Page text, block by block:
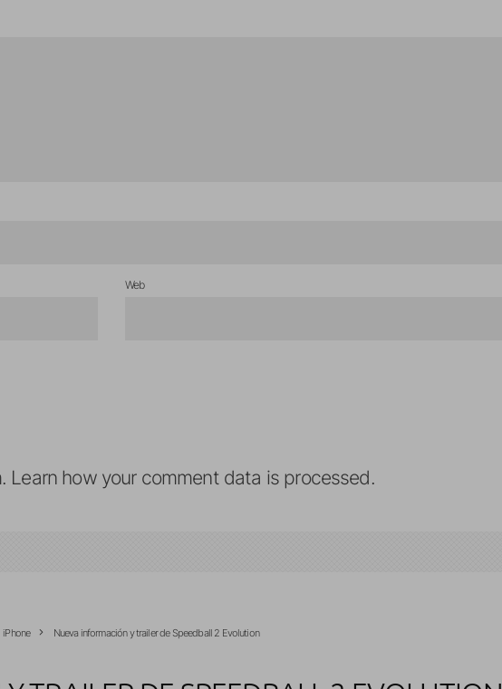
Web
Learn how your comment data is processed.
iPhone Nueva información y trailer de Speedball 2 Evolution